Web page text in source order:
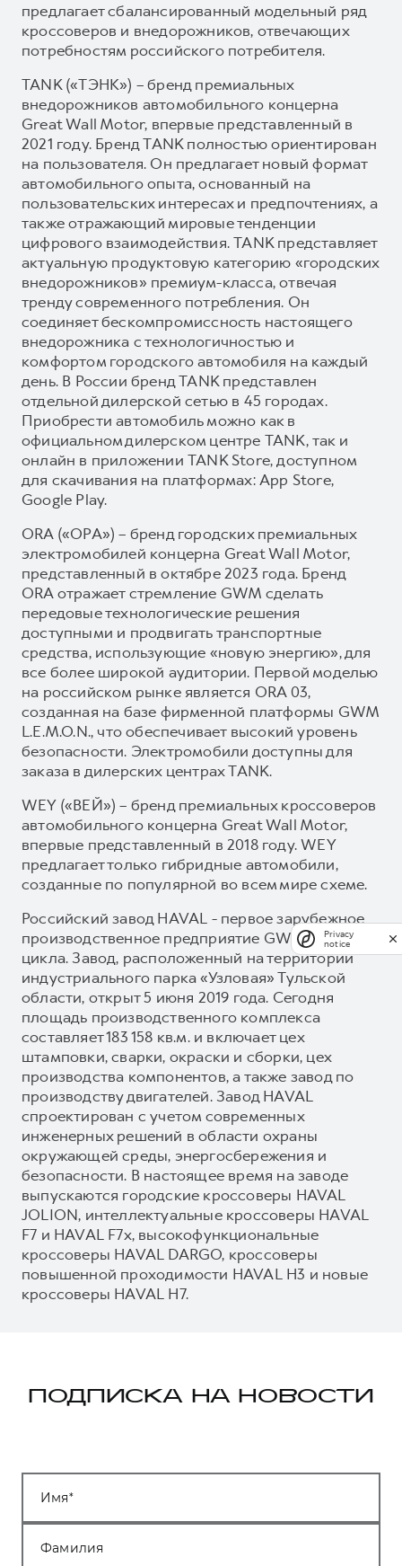
предлагает сбалансированный модельный ряд
кроссоверов и внедорожников, отвечающих
потребностям российского потребителя.
TANK («ТЭНК») – бренд премиальных
внедорожников автомобильного концерна
Great Wall Motor, впервые представленный в
2021 году. Бренд TANK полностью ориентирован
на пользователя. Он предлагает новый формат
автомобильного опыта, основанный на
пользовательских интересах и предпочтениях, а
также отражающий мировые тенденции
цифрового взаимодействия. TANK представляет
актуальную продуктовую категорию «городских
внедорожников» премиум-класса, отвечая
тренду современного потребления. Он
соединяет бескомпромиссность настоящего
внедорожника с технологичностью и
комфортом городского автомобиля на каждый
день. В России бренд TANK представлен
отдельной дилерской сетью в 45 городах.
Приобрести автомобиль можно как в
официальном дилерском центре TANK, так и
онлайн в приложении TANK Store, доступном
для скачивания на платформах: App Store,
Google Play.
ORA («ОРА») – бренд городских премиальных
электромобилей концерна Great Wall Motor,
представленный в октябре 2023 года. Бренд
ORA отражает стремление GWM сделать
передовые технологические решения
доступными и продвигать транспортные
средства, использующие «новую энергию», для
все более широкой аудитории. Первой моделью
на российском рынке является ORA 03,
созданная на базе фирменной платформы GWM
L.E.M.O.N., что обеспечивает высокий уровень
безопасности. Электромобили доступны для
заказа в дилерских центрах TANK.
WEY («ВЕЙ») – бренд премиальных кроссоверов
автомобильного концерна Great Wall Motor,
впервые представленный в 2018 году. WEY
предлагает только гибридные автомобили,
созданные по популярной во всем мире схеме.
Российский завод HAVAL - первое зарубежное
производственное предприятие GWM полного
цикла. Завод, расположенный на территории
индустриального парка «Узловая» Тульской
области, открыт 5 июня 2019 года. Сегодня
площадь производственного комплекса
составляет 183 158 кв.м. и включает цех
штамповки, сварки, окраски и сборки, цех
производства компонентов, а также завод по
производству двигателей. Завод HAVAL
спроектирован с учетом современных
инженерных решений в области охраны
окружающей среды, энергосбережения и
безопасности. В настоящее время на заводе
выпускаются городские кроссоверы HAVAL
JOLION, интеллектуальные кроссоверы HAVAL
F7 и HAVAL F7x, высокофункциональные
кроссоверы HAVAL DARGO, кроссоверы
повышенной проходимости HAVAL H3 и новые
кроссоверы HAVAL H7.
ПОДПИСКА НА НОВОСТИ
Имя
Фамилия
Privacy
notice